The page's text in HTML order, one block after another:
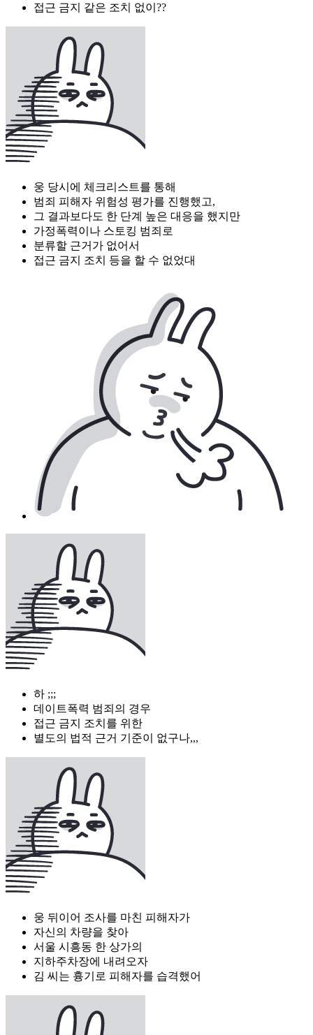
접근 금지 같은 조치 없이??
웅 당시에 체크리스트를 통해
범죄 피해자 위험성 평가를 진행했고,
그 결과보다도 한 단계 높은 대응을 했지만
가정폭력이나 스토킹 범죄로
분류할 근거가 없어서
접근 금지 조치 등을 할 수 없었대
하 ;;;
데이트폭력 범죄의 경우
접근 금지 조치를 위한
별도의 법적 근거 기준이 없구나,,,
웅 뒤이어 조사를 마친 피해자가
자신의 차량을 찾아
서울 시흥동 한 상가의
지하주차장에 내려오자
김 씨는 흉기로 피해자를 습격했어